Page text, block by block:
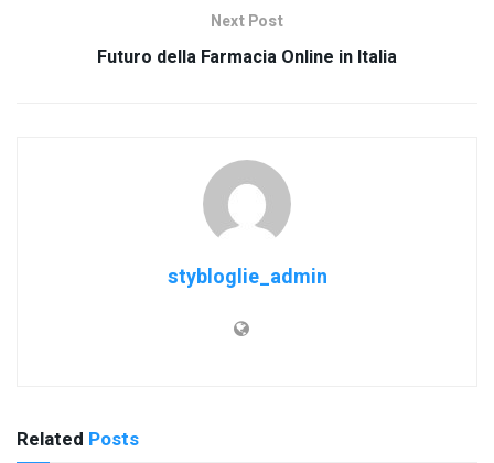
Next Post
Futuro della Farmacia Online in Italia
stybloglie_admin
Related Posts